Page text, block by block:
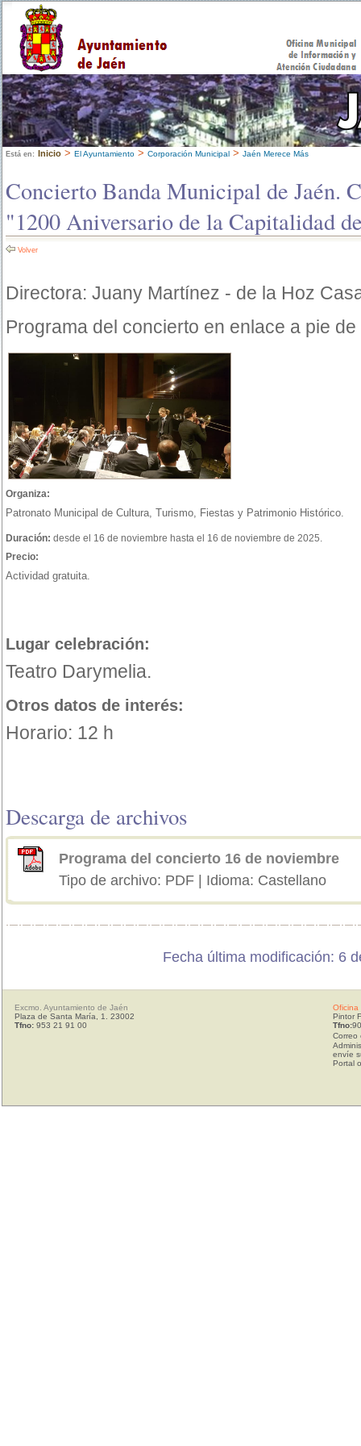
Está en: Inicio > El Ayuntamiento > Corporación Municipal > Jaén Merece Más
Concierto Banda Municipal de Jaén.
"1200 Aniversario de la Capitalidad
Volver
Directora: Juany Martínez - de la Hoz
Programa del concierto en enlace a pie
Organiza:
Patronato Municipal de Cultura, Turismo, Fiestas y Patrimonio Histórico.
Duración: desde el 16 de noviembre hasta el 16 de noviembre de 2025.
Precio:
Actividad gratuita.
Lugar celebración:
Teatro Darymelia.
Otros datos de interés:
Horario: 12 h
Descarga de archivos
Programa del concierto 16 de noviembre
Tipo de archivo: PDF | Idioma: Castellano
Fecha última modificación: 6
Excmo. Ayuntamiento de Jaén
Plaza de Santa María, 1. 23002
Tfno: 953 21 91 00
Oficina
Pintor
Tfno:
Correo
envíe
Portal